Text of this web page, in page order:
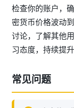
检查你的账户，
密货币价格波动
讨论，了解其他
习态度，持续提
常见问题